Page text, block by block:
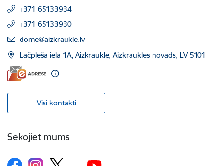
+371 65133934
+371 65133930
E-pasts:
dome@aizkraukle.lv
Lāčplēša iela 1A, Aizkraukle, Aizkraukles novads, LV 5101
Visi kontakti
Sekojiet mums